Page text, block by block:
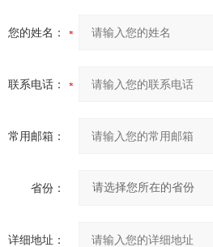
您的姓名：
联系电话：
常用邮箱：
省份：
详细地址：